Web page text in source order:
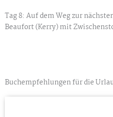
Tag 8: Auf dem Weg zur
Beaufort (Kerry) mit
Buchempfehlungen für die